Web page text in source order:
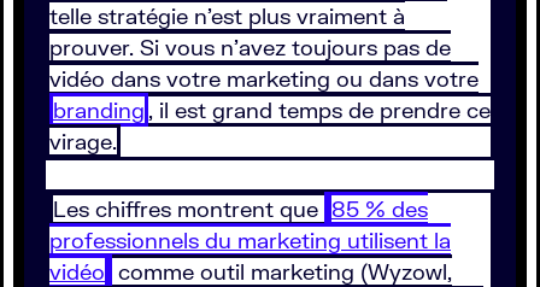
telle stratégie n’est plus vraiment à
prouver. Si vous n’avez toujours pas de
vidéo dans votre marketing ou dans votre
branding , il est grand temps de prendre ce
virage.
Les chiffres montrent que 85 % des
professionnels du marketing utilisent la
vidéo comme outil marketing (Wyzowl,